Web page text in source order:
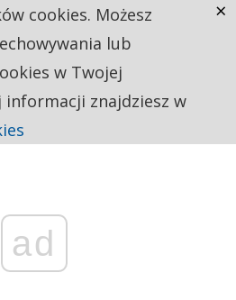
ad
cookies. Możesz
lub
w Twojej
informacji znajdziesz w
×